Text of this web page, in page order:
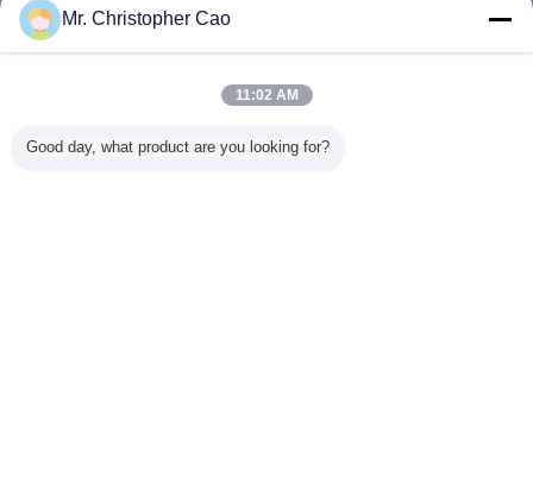
더 많은 것
Mr. Christopher Cao
11:02 AM
Good day, what product are you looking for?